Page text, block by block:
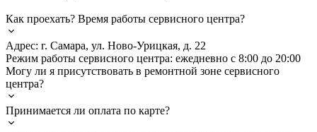
Как проехать? Время работы сервисного центра?
Адрес: г. Самара, ул. Ново-Урицкая, д. 22
Режим работы сервисного центра: ежедневно с 8:00 до 20:00
Могу ли я присутствовать в ремонтной зоне сервисного
центра?
Принимается ли оплата по карте?